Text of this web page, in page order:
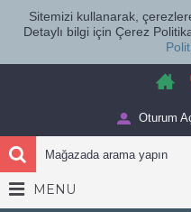
Sitemizi kullanarak,
Detaylı bilgi için Çerez
Oturum
MENU